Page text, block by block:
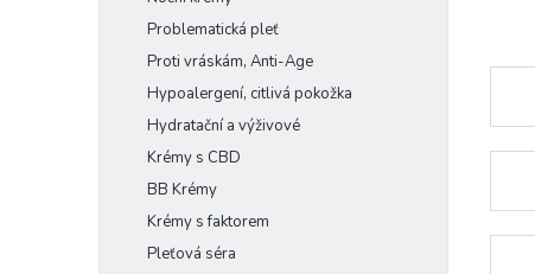
Problematická pleť
Proti vráskám, Anti-Age
Hypoalergení, citlivá pokožka
Hydratační a výživové
Krémy s CBD
BB Krémy
Krémy s faktorem
Pleťová séra